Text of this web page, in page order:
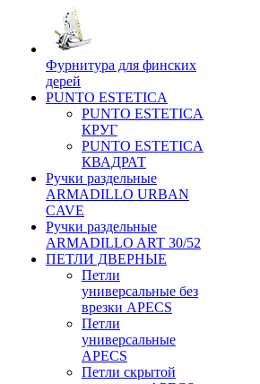
Фурнитура для финских
дерей
PUNTO ESTETICA
PUNTO ESTETICA
КРУГ
PUNTO ESTETICA
КВАДРАТ
Ручки раздельные
ARMADILLO URBAN
CAVE
Ручки раздельные
ARMADILLO ART 30/52
ПЕТЛИ ДВЕРНЫЕ
Петли
универсальные без
врезки APECS
Петли
универсальные
APECS
Петли скрытой